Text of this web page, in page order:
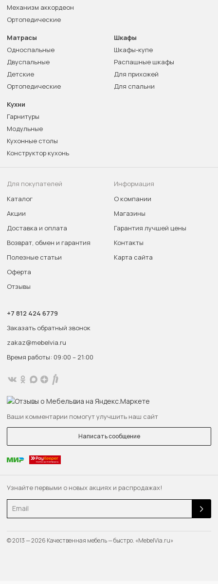
Узнайте первыми о новых акциях и распродажах!
Email
Механизм аккордеон
Ортопедические
Матрасы
Односпальные
Двуспальные
Детские
Ортопедические
Шкафы
Шкафы-купе
Распашные шкафы
Для прихожей
Для спальни
Кухни
Гарнитуры
Модульные
Кухонные столы
Конструктор кухонь
Для покупателей
Каталог
Акции
Доставка и оплата
Возврат, обмен и гарантия
Полезные статьи
Оферта
Отзывы
Информация
О компании
Магазины
Гарантия лучшей цены
Контакты
Карта сайта
+7 812 424 6779
Заказать обратный звонок
zakaz@mebelvia.ru
Время работы: 09:00 – 21:00
Ваши комментарии помогут улучшить наш сайт
Написать сообщение
© 2013 — 2026 Качественная мебель — быстро. «MebelVia.ru»